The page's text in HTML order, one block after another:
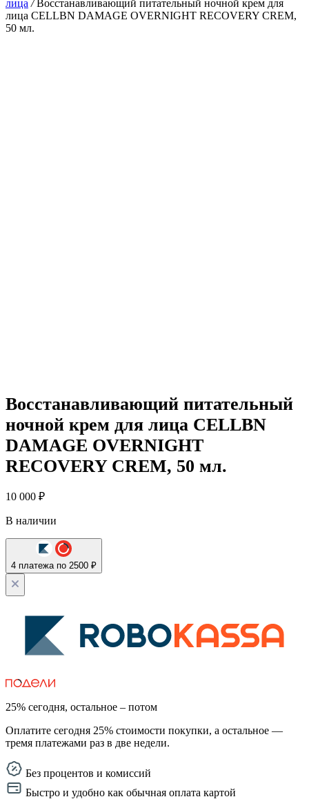
лица / Восстанавливающий питательный ночной крем для
лица CELLBN DAMAGE OVERNIGHT RECOVERY CREM,
50 мл.
Восстанавливающий питательный
ночной крем для лица CELLBN
DAMAGE OVERNIGHT
RECOVERY CREM, 50 мл.
10 000 ₽
В наличии
4 платежа по 2500 ₽
25% сегодня, остальное – потом
Оплатите сегодня 25% стоимости покупки, а остальное —
тремя платежами раз в две недели.
Без процентов и комиссий
Быстро и удобно как обычная оплата картой